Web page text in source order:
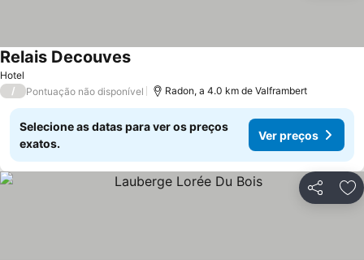
Hotel
Relais DecouvesVer preços
/ Pontuação não disponível Radon, a 4.0 km de Valframbert
Selecione as datas para ver os preços
exatos.
Ver preços
Partilhar